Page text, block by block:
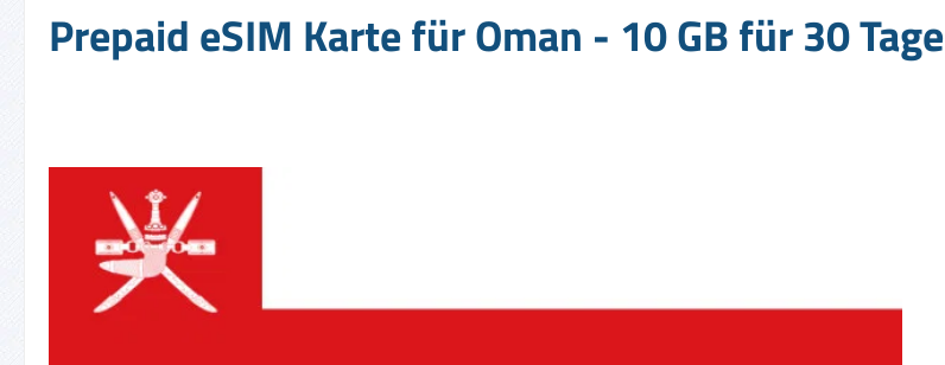
Prepaid eSIM Karte für Oman - 10 GB für 30 Tage